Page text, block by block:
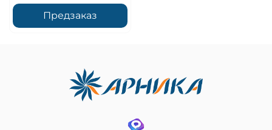
Предзаказ